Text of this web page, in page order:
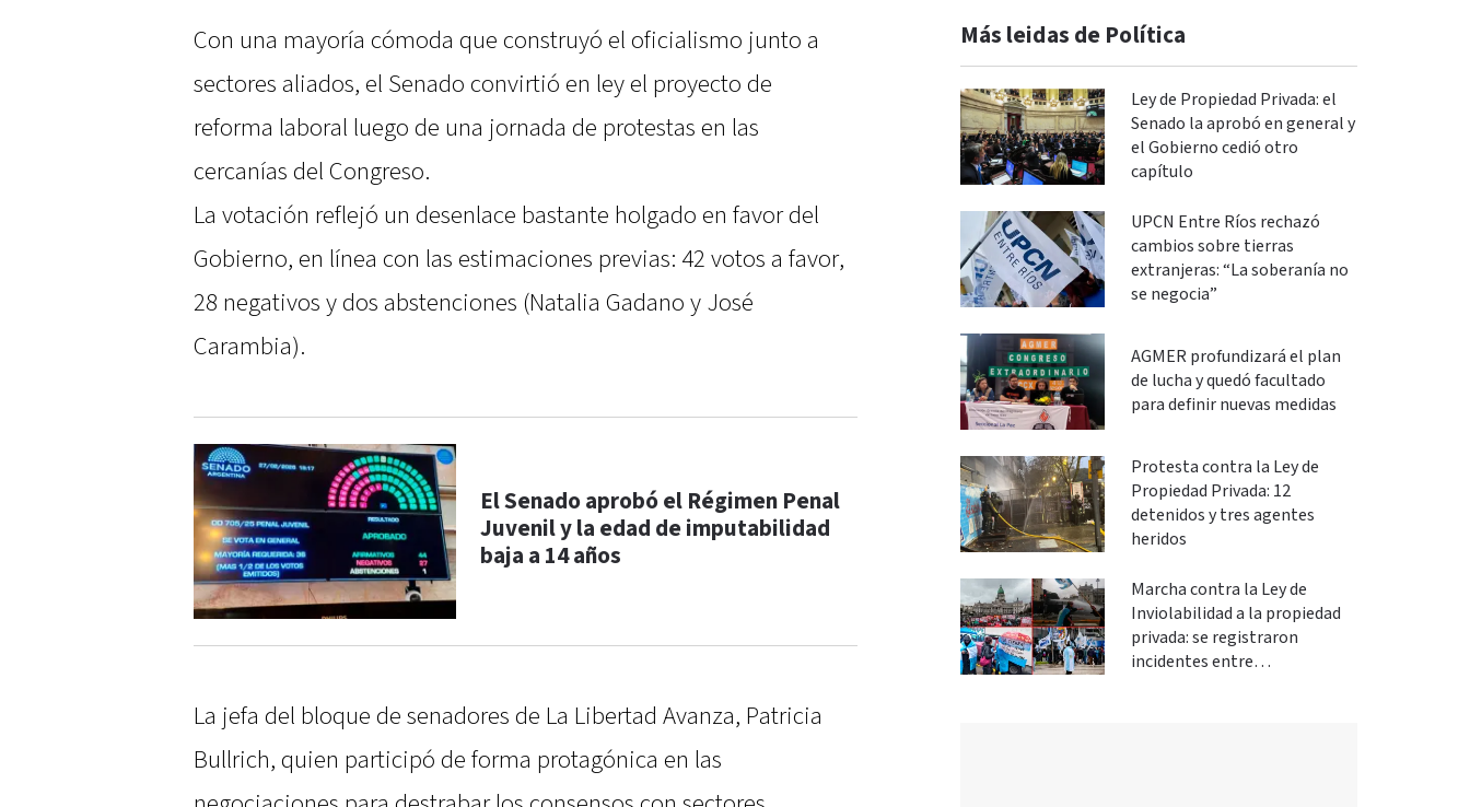
Con una mayoría cómoda que construyó el oficialismo junto a
sectores aliados, el Senado convirtió en ley el proyecto de
reforma laboral luego de una jornada de protestas en las
cercanías del Congreso.
La votación reflejó un desenlace bastante holgado en favor del
Gobierno, en línea con las estimaciones previas: 42 votos a favor,
28 negativos y dos abstenciones (Natalia Gadano y José
Carambia).
El Senado aprobó el Régimen Penal
Juvenil y la edad de imputabilidad
baja a 14 años
La jefa del bloque de senadores de La Libertad Avanza, Patricia
Bullrich, quien participó de forma protagónica en las
Más leidas de Política
Ley de Propiedad Privada: el
Senado la aprobó en general y
el Gobierno cedió otro
capítulo
UPCN Entre Ríos rechazó
cambios sobre tierras
extranjeras: “La soberanía no
se negocia”
AGMER profundizará el plan
de lucha y quedó facultado
para definir nuevas medidas
Protesta contra la Ley de
Propiedad Privada: 12
detenidos y tres agentes
heridos
Marcha contra la Ley de
Inviolabilidad a la propiedad
privada: se registraron
incidentes entre